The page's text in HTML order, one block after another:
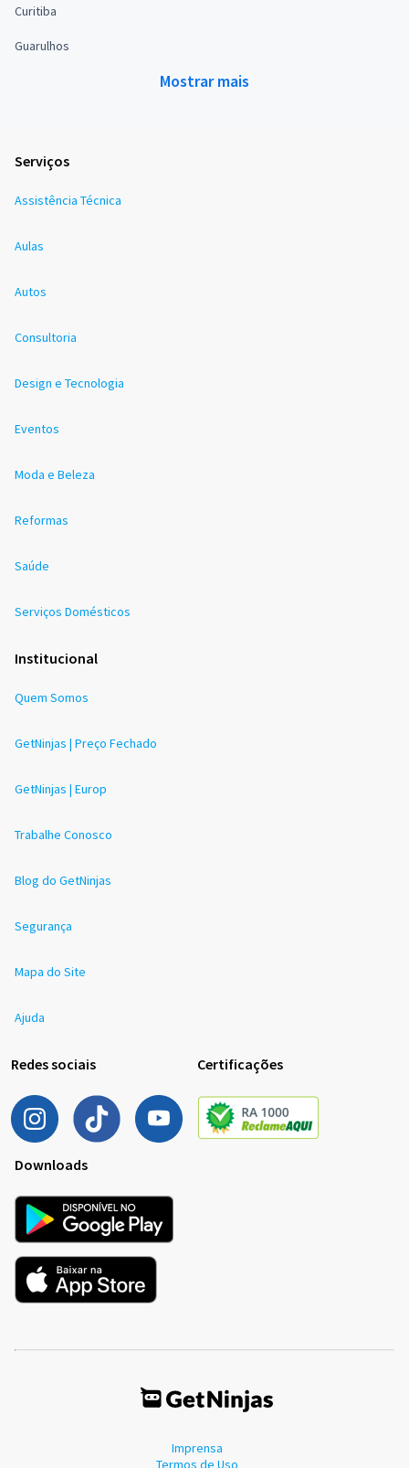
Curitiba
Guarulhos
Mostrar mais
Serviços
Assistência Técnica
Aulas
Autos
Consultoria
Design e Tecnologia
Eventos
Moda e Beleza
Reformas
Saúde
Serviços Domésticos
Institucional
Quem Somos
GetNinjas | Preço Fechado
GetNinjas | Europ
Trabalhe Conosco
Blog do GetNinjas
Segurança
Mapa do Site
Ajuda
Redes sociais Certificações
Downloads
Imprensa
Termos de Uso